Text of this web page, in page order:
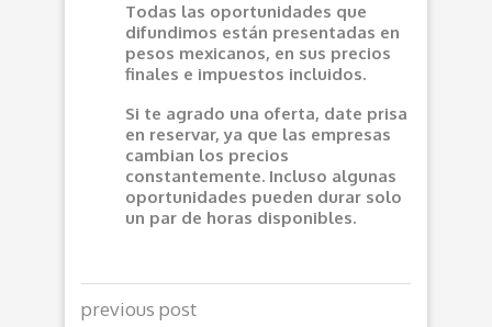
Todas las oportunidades que
difundimos están presentadas en
pesos mexicanos, en sus precios
finales e impuestos incluidos.
Si te agrado una oferta, date prisa
en reservar, ya que las empresas
cambian los precios
constantemente. Incluso algunas
oportunidades pueden durar solo
un par de horas disponibles.
previous post